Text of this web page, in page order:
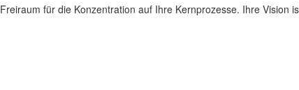
Freiraum für die Konzentration auf Ihre Kernprozesse. Ihre Vision